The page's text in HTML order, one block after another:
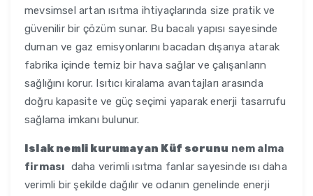
mevsimsel artan ısıtma ihtiyaçlarında size pratik ve
güvenilir bir çözüm sunar. Bu bacalı yapısı sayesinde
duman ve gaz emisyonlarını bacadan dışarıya atarak
fabrika içinde temiz bir hava sağlar ve çalışanların
sağlığını korur. Isıtıcı kiralama avantajları arasında
doğru kapasite ve güç seçimi yaparak enerji tasarrufu
sağlama imkanı bulunur.
Islak nemli kurumayan Küf sorunu nem alma
firması daha verimli ısıtma fanlar sayesinde ısı daha
verimli bir şekilde dağılır ve odanın genelinde enerji